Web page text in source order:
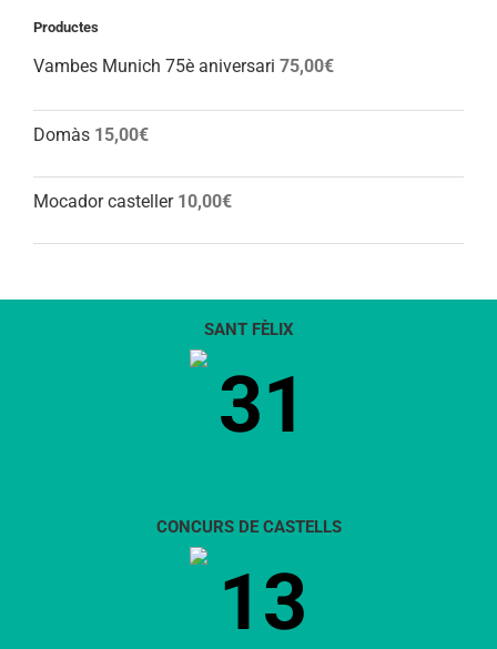
Productes
Vambes Munich 75è aniversari 75,00€
Domàs 15,00€
Mocador casteller 10,00€
SANT FÈLIX
31
CONCURS DE CASTELLS
13